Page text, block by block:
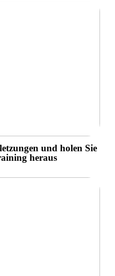
und holen Sie
heraus